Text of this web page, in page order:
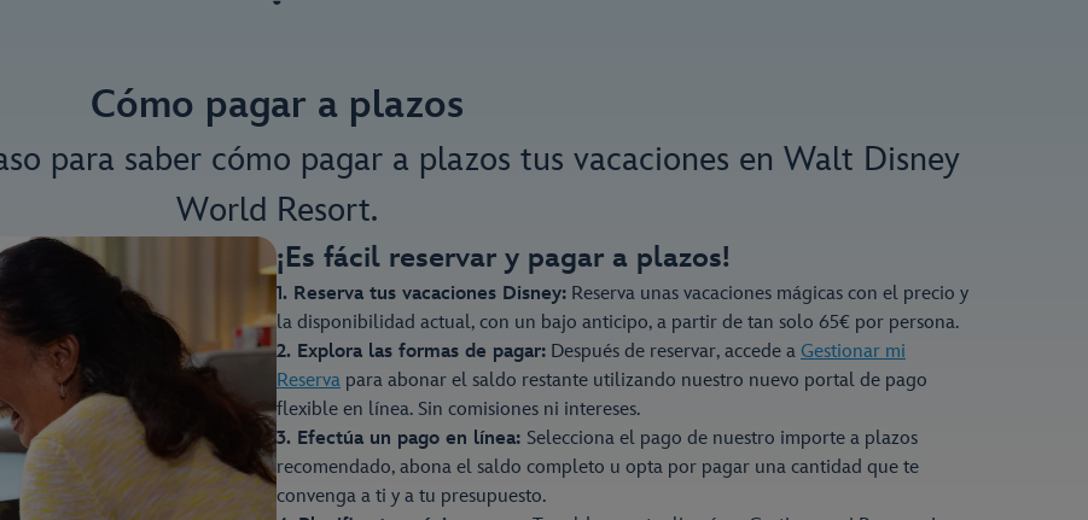
Cómo pagar a plazos
para saber cómo pagar a plazos tus vacaciones en Walt Disney
World Resort.
¡Es fácil reservar y pagar a plazos!
1. Reserva tus vacaciones Disney: Reserva unas vacaciones mágicas con el precio y
la disponibilidad actual, con un bajo anticipo, a partir de tan solo 65€ por persona.
2. Explora las formas de pagar: Después de reservar, accede a Gestionar mi
Reserva para abonar el saldo restante utilizando nuestro nuevo portal de pago
flexible en línea. Sin comisiones ni intereses.
3. Efectúa un pago en línea: Selecciona el pago de nuestro importe a plazos
recomendado, abona el saldo completo u opta por pagar una cantidad que te
convenga a ti y a tu presupuesto.